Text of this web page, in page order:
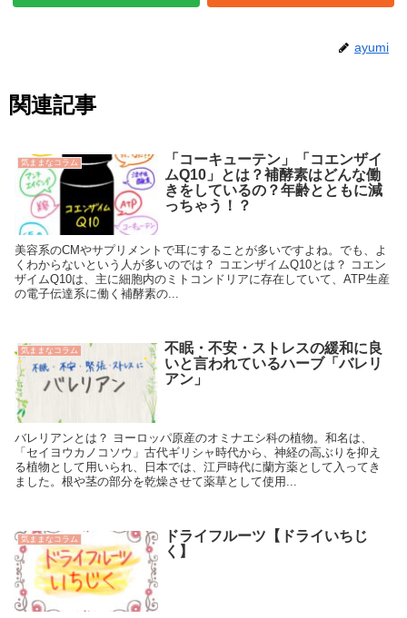
ayumi
関連記事
気ままなコラム
「コーキューテン」「コエンザイ
ムQ10」とは？補酵素はどんな働
きをしているの？年齢とともに減
っちゃう！？
美容系のCMやサプリメントで耳にすることが多いですよね。でも、よ
くわからないという人が多いのでは？ コエンザイムQ10とは？ コエン
ザイムQ10は、主に細胞内のミトコンドリアに存在していて、ATP生産
の電子伝達系に働く補酵素の...
気ままなコラム
不眠・不安・ストレスの緩和に良
いと言われているハーブ「バレリ
アン」
バレリアンとは？ ヨーロッパ原産のオミナエシ科の植物。和名は、
「セイヨウカノコソウ」古代ギリシャ時代から、神経の高ぶりを抑え
る植物として用いられ、日本では、江戸時代に蘭方薬として入ってき
ました。根や茎の部分を乾燥させて薬草として使用...
気ままなコラム
ドライフルーツ【ドライいちじ
く】